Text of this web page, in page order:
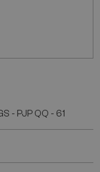
- PJP QQ - 61